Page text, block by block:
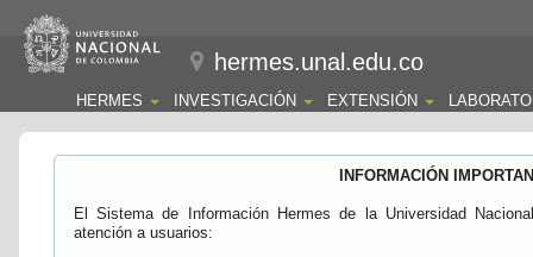
hermes.unal.edu.co
HERMES INVESTIGACIÓN EXTENSIÓN
INFORMACIÓN
El Sistema de Información Hermes de la Universidad
atención a usuarios: